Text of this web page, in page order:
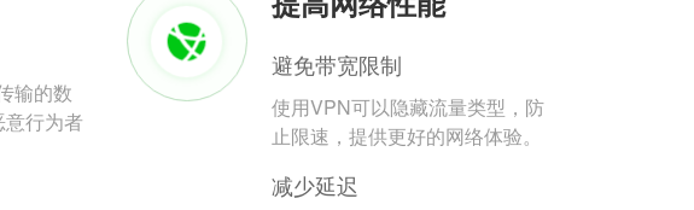
输的数
行为者
避免带宽限制
使用VPN可以隐藏流量类型，防
止限速，提供更好的网络体验。
减少延迟